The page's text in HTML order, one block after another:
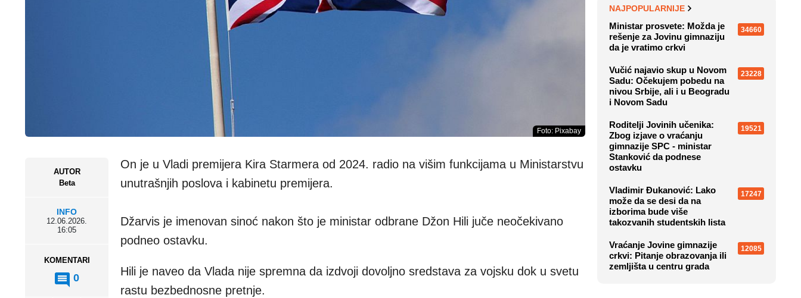
AUTOR
Beta
INFO
12.06.2026.
16:05
KOMENTARI
0
Foto: Pixabay
On je u Vladi premijera Kira Starmera od 2024. radio na višim funkcijama u Ministarstvu
unutrašnjih poslova i kabinetu premijera.
Džarvis je imenovan sinoć nakon što je ministar odbrane Džon Hili juče neočekivano
podneo ostavku.
Hili je naveo da Vlada nije spremna da izdvoji dovoljno sredstava za vojsku dok u svetu
rastu bezbednosne pretnje.
NAJPOPULARNIJE
Ministar prosvete: Možda je
rešenje za Jovinu gimnaziju
da je vratimo crkvi
34660
Vučić najavio skup u Novom
Sadu: Očekujem pobedu na
nivou Srbije, ali i u Beogradu
i Novom Sadu
23228
Roditelji Jovinih učenika:
Zbog izjave o vraćanju
gimnazije SPC - ministar
Stanković da podnese
ostavku
19521
Vladimir Đukanović: Lako
može da se desi da na
izborima bude više
takozvanih studentskih lista
17247
Vraćanje Jovine gimnazije
crkvi: Pitanje obrazovanja ili
zemljišta u centru grada
12085